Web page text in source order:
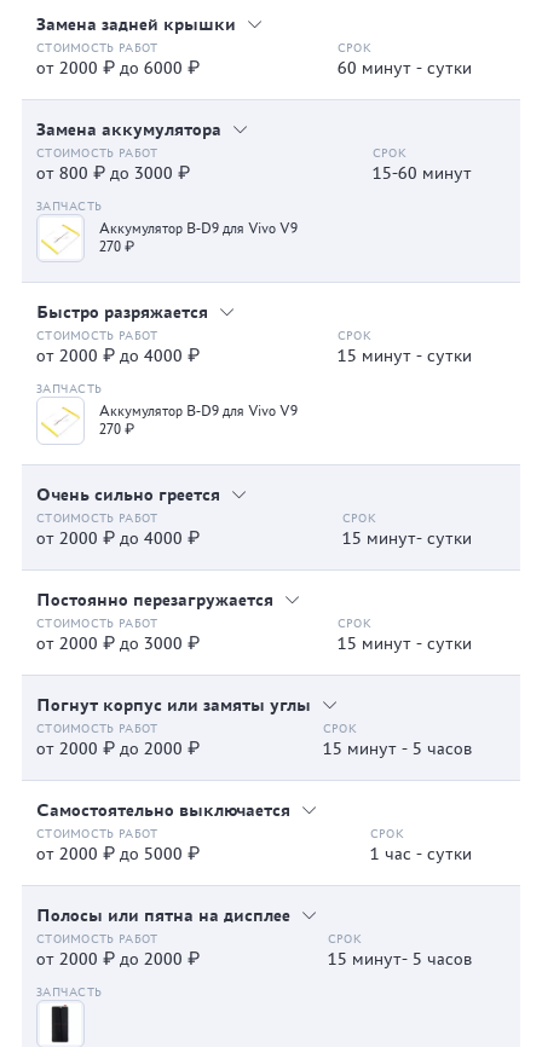
Замена задней крышки
от 2000 ₽ до 6000 ₽ 60 минут - сутки
Замена аккумулятора
от 800 ₽ до 3000 ₽ 15-60 минут
Аккумулятор B-D9 для Vivo V9
270 ₽
Быстро разряжается
от 2000 ₽ до 4000 ₽ 15 минут - сутки
Аккумулятор B-D9 для Vivo V9
270 ₽
Очень сильно греется
от 2000 ₽ до 4000 ₽ 15 минут- сутки
Постоянно перезагружается
от 2000 ₽ до 3000 ₽ 15 минут - сутки
Погнут корпус или замяты углы
от 2000 ₽ до 2000 ₽ 15 минут - 5 часов
Самостоятельно выключается
от 2000 ₽ до 5000 ₽ 1 час - сутки
Полосы или пятна на дисплее
от 2000 ₽ до 2000 ₽ 15 минут- 5 часов